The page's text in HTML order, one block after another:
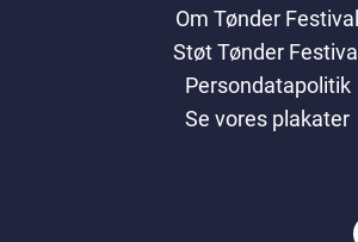
Om Tønder Festival
Støt Tønder Festival
Persondatapolitik
Se vores plakater